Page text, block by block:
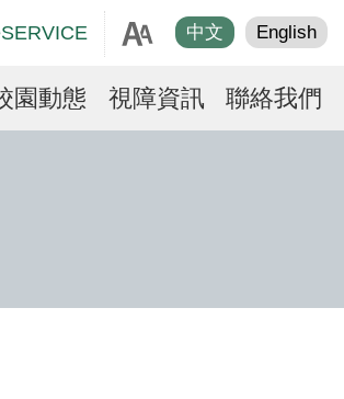
中文 English
園動態 視障資訊 聯絡我們